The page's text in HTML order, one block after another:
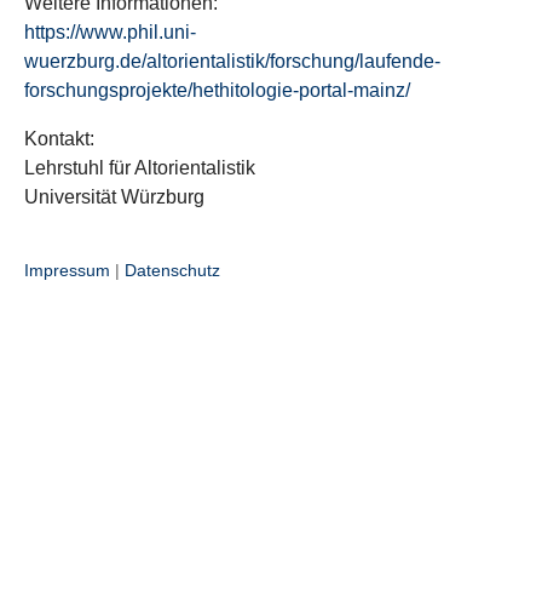
https://www.phil.uni-
wuerzburg.de/altorientalistik/forschung/laufende-
forschungsprojekte/hethitologie-portal-mainz/
Kontakt:
Lehrstuhl für Altorientalistik
Universität Würzburg
Impressum | Datenschutz